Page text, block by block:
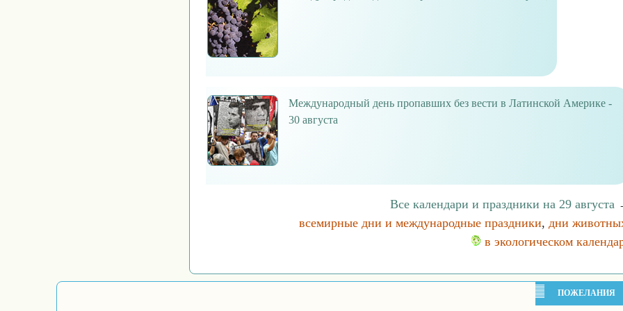
Международный день пропавших без вести в Латинской Америке -
30 августа
Все календари и праздники на 29 августа
всемирные дни и международные праздники, дни
в экологическом
ПОЖЕЛАНИЯ